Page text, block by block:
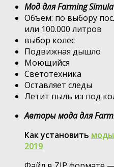
Мод для Farming
Объем: по выбору
или 100.000 литров
выбор колес
Подвижная дышло
Моющийся
Светотехника
Оставляет следы
Летит пыль из под
Авторы мода для
Как установить моды
2019